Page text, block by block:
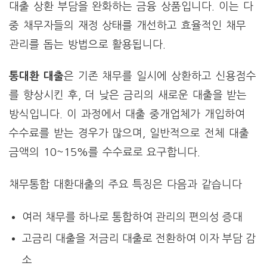
대출 상환 부담을 완화하는 금융 상품입니다. 이는 다
중 채무자들의 재정 상태를 개선하고 효율적인 채무
관리를 돕는 방법으로 활용됩니다.
통대환 대출은 기존 채무를 일시에 상환하고 신용점수
를 향상시킨 후, 더 낮은 금리의 새로운 대출을 받는
방식입니다. 이 과정에서 대출 중개업체가 개입하여
수수료를 받는 경우가 많으며, 일반적으로 전체 대출
금액의 10~15%를 수수료로 요구합니다.
채무통합 대환대출의 주요 특징은 다음과 같습니다
여러 채무를 하나로 통합하여 관리의 편의성 증대
고금리 대출을 저금리 대출로 전환하여 이자 부담 감
소